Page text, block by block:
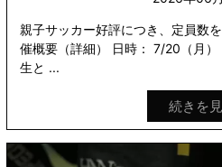
親子サッカー好評につき、定員数
催概要（詳細） 日時： 7/20（月
生と ...
続きを